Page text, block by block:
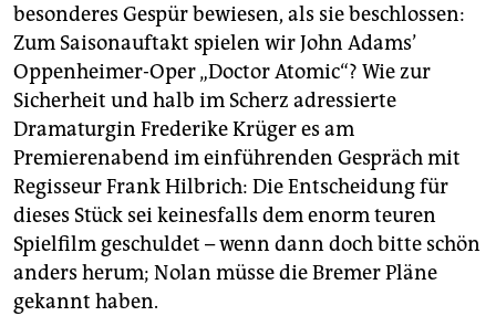
besonderes Gespür bewiesen, als sie beschlossen:
Zum Saisonauftakt spielen wir John Adams’
Oppenheimer-Oper „Doctor Atomic“? Wie zur
Sicherheit und halb im Scherz adressierte
Dramaturgin Frederike Krüger es am
Premierenabend im einführenden Gespräch mit
Regisseur Frank Hilbrich: Die Entscheidung für
dieses Stück sei keinesfalls dem enorm teuren
Spielfilm geschuldet – wenn dann doch bitte schön
anders herum; Nolan müsse die Bremer Pläne
gekannt haben.